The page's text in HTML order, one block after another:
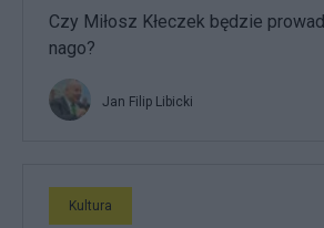
Czy Miłosz Kłeczek będzie
nago?
Jan Filip Libicki
Kultura